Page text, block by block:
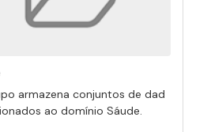
armazena conjuntos de dad
ao domínio Sáude.